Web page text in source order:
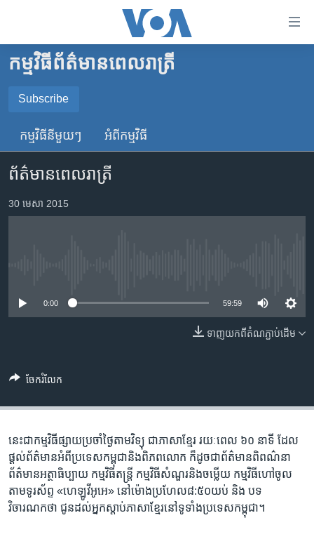
គេហទំព័រ​
ទាក់ទង
រំលង​
ទំព័រ​
ព័ត៌មាន​​
តែ​
ម្តង
រចនា
ចូល​
ស្វែង​
កម្ពុជា
អន្តរជាតិ
ចិន
ហេឡូវីអូអេ
កម្ពុជាច្នៃប្រតិដ្ឋ
កម្មវិធីទាំងអស់
បណ្តាញ​សង្គម
ភាសា
កម្មវិធី​ព័ត៌មាន​ពេលរាត្រី
Subscribe
SUBSCRIBE
YouTube Music
កម្មវិធី​នីមួយៗ អំពី​កម្មវិធី​
ព័ត៌មានពេលរាត្រី
30 មេសា 2015
0:00 59:59
ទាញ​យក​ពី​តំណភ្ជាប់​ដើម
ចែករំលែក
នេះ​ជា​កម្ម​វិធី​ផ្សាយ​ប្រចាំ​ថ្ងៃ​តាម​វិទ្យុ ​ជាភាសា​ខ្មែរ​ រយៈ​ពេល​ ៦០​ នាទី ដែល​
ផ្តល់​ព័ត៌មាន​អំពី​ប្រទេស​កម្ពុជា​និង​ពិភព​លោក ​ក៏ដូច​ជា​ព័ត៌មាន​ពិពណ៌នា
ព័ត៌មាន​អត្ថាធិប្បាយ​ កម្ម​វិធី​តន្ត្រី ​កម្មវិធី​​សំណួរ​និង​ចម្លើយ​ កម្ម​វិធី​ហៅ​ចូល​
តាម​ទូរ​ស័ព្ទ «ហេឡូវីអូអេ» នៅ​ម៉ោង​​ប្រហែល​៨:៥០​យប់ ​និង បទ​
វិចារណកថា​ ជូន​ដល់​អ្នក​ស្តាប់​ភាសា​ខ្មែរ​នៅ​ទូទាំង​ប្រទេស​កម្ពុជា។